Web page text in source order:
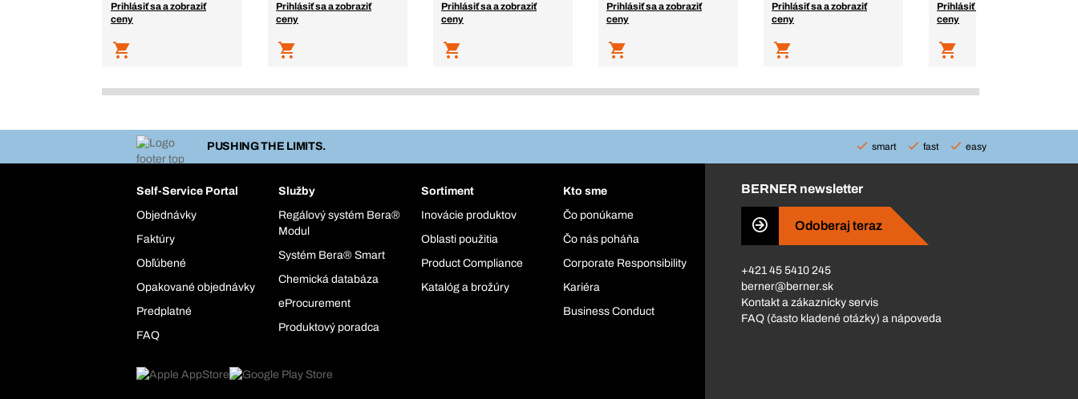
Prihlásiť sa a zobraziť
ceny
Prihlásiť sa a zobraziť
ceny
Prihlásiť sa a zobraziť
ceny
Prihlásiť sa a zobraziť
ceny
Prihlásiť sa a zobraziť
ceny
Prihlásiť sa a zobraziť
ceny
PUSHING THE LIMITS. smart fast easy
Self-Service Portal
Objednávky
Faktúry
Obľúbené
Opakované objednávky
Predplatné
FAQ
Služby
Regálový systém Bera®
Modul
Systém Bera® Smart
Chemická databáza
eProcurement
Produktový poradca
Sortiment
Inovácie produktov
Oblasti použitia
Product Compliance
Katalóg a brožúry
Kto sme
Čo ponúkame
Čo nás poháňa
Corporate Responsibility
Kariéra
Business Conduct
BERNER newsletter
Odoberaj teraz
+421 45 5410 245
berner@berner.sk
Kontakt a zákaznícky servis
FAQ (často kladené otázky) a nápoveda